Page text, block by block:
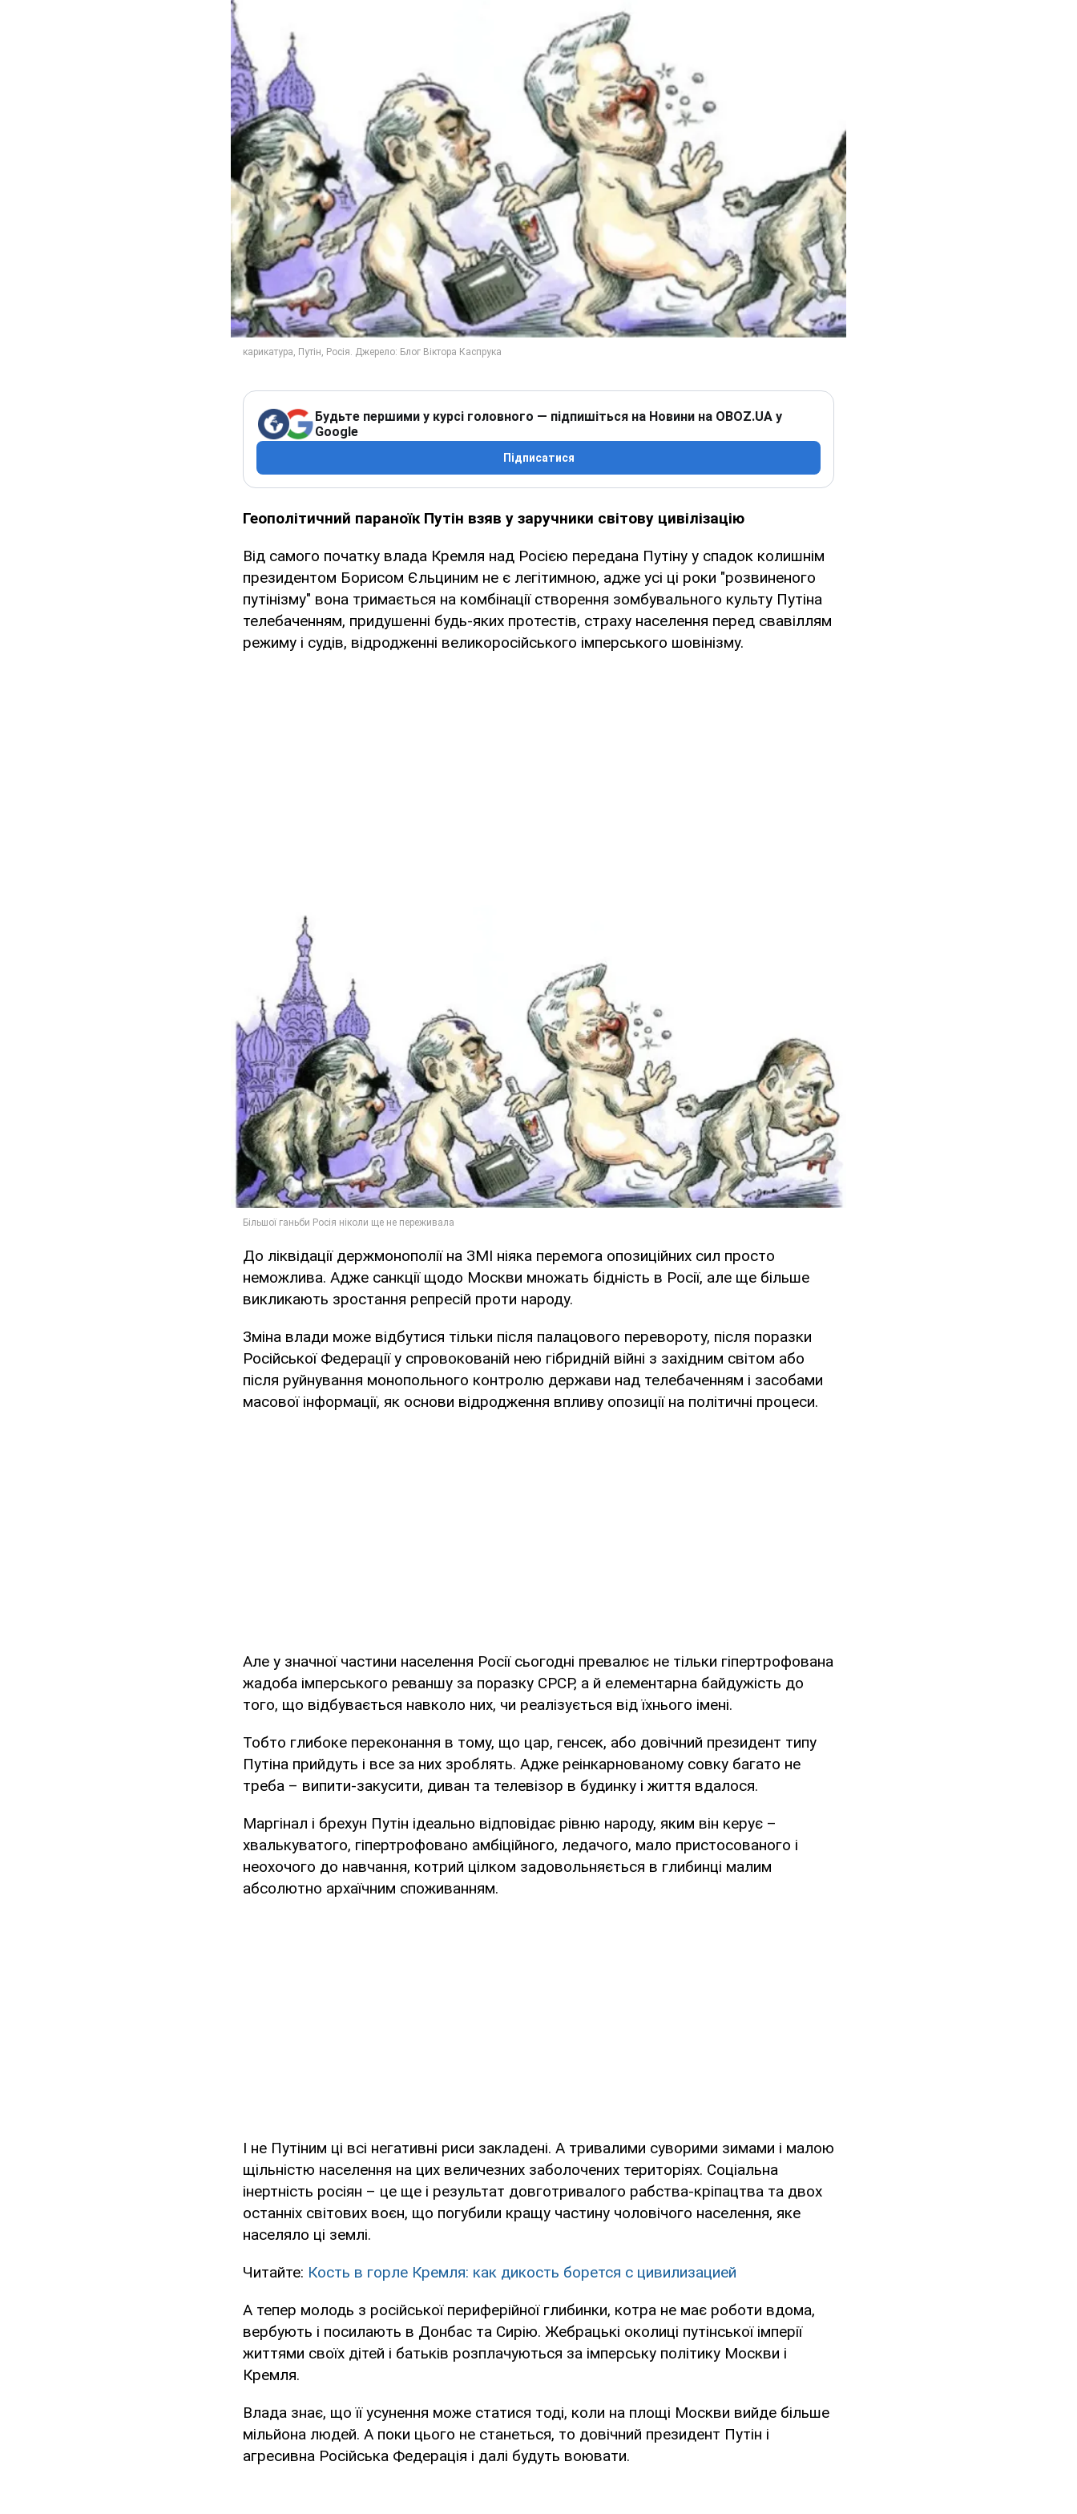
Будьте першими у курсі головного — підпишіться на Новини на OBOZ.UA у
Google
Підписатися
Геополітичний параноїк Путін взяв у заручники світову цивілізацію
Від самого початку влада Кремля над Росією передана Путіну у спадок колишнім
президентом Борисом Єльциним не є легітимною, адже усі ці роки "розвиненого
путінізму" вона тримається на комбінації створення зомбувального культу Путіна
телебаченням, придушенні будь-яких протестів, страху населення перед свавіллям
режиму і судів, відродженні великоросійського імперського шовінізму.
До ліквідації держмонополії на ЗМІ ніяка перемога опозиційних сил просто
неможлива. Адже санкції щодо Москви множать бідність в Росії, але ще більше
викликають зростання репресій проти народу.
Зміна влади може відбутися тільки після палацового перевороту, після поразки
Російської Федерації у спровокованій нею гібридній війні з західним світом або
після руйнування монопольного контролю держави над телебаченням і засобами
масової інформації, як основи відродження впливу опозиції на політичні процеси.
Але у значної частини населення Росії сьогодні превалює не тільки гіпертрофована
жадоба імперського реваншу за поразку СРСР, а й елементарна байдужість до
того, що відбувається навколо них, чи реалізується від їхнього імені.
Тобто глибоке переконання в тому, що цар, генсек, або довічний президент типу
Путіна прийдуть і все за них зроблять. Адже реінкарнованому совку багато не
треба – випити-закусити, диван та телевізор в будинку і життя вдалося.
Маргінал і брехун Путін ідеально відповідає рівню народу, яким він керує –
хвалькуватого, гіпертрофовано амбіційного, ледачого, мало пристосованого і
неохочого до навчання, котрий цілком задовольняється в глибинці малим
абсолютно архаїчним споживанням.
І не Путіним ці всі негативні риси закладені. А тривалими суворими зимами і малою
щільністю населення на цих величезних заболочених територіях. Соціальна
інертність росіян – це ще і результат довготривалого рабства-кріпацтва та двох
останніх світових воєн, що погубили кращу частину чоловічого населення, яке
населяло ці землі.
Читайте: Кость в горле Кремля: как дикость борется с цивилизацией
А тепер молодь з російської периферійної глибинки, котра не має роботи вдома,
вербують і посилають в Донбас та Сирію. Жебрацькі околиці путінської імперії
життями своїх дітей і батьків розплачуються за імперську політику Москви і
Кремля.
Влада знає, що її усунення може статися тоді, коли на площі Москви вийде більше
мільйона людей. А поки цього не станеться, то довічний президент Путін і
агресивна Російська Федерація і далі будуть воювати.